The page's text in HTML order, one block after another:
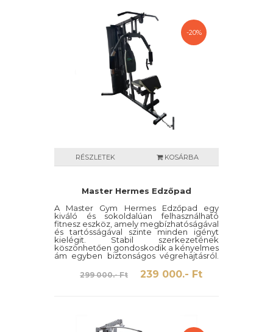
-20%
RÉSZLETEK KOSÁRBA
Master Hermes Edzőpad
A Master Gym Hermes Edzőpad egy
kiváló és sokoldalúan felhasználható
fitnesz eszköz, amely megbízhatóságával
és tartósságával szinte minden igényt
kielégit. Stabil szerkezetének
köszönhetően gondoskodik a kényelmes
ám egyben biztonságos végrehajtásról.
A kondigépet használhatjuk mellizom
erősítésére, fekvenyomásra és a láb
megerősítésére is.
299 000.- Ft 239 000.- Ft